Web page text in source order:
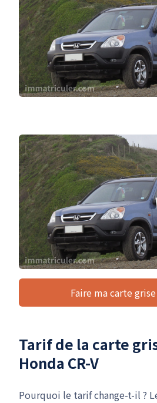
Faire ma carte
Tarif de la carte
Honda CR-V
Pourquoi le tarif change-t-il ?